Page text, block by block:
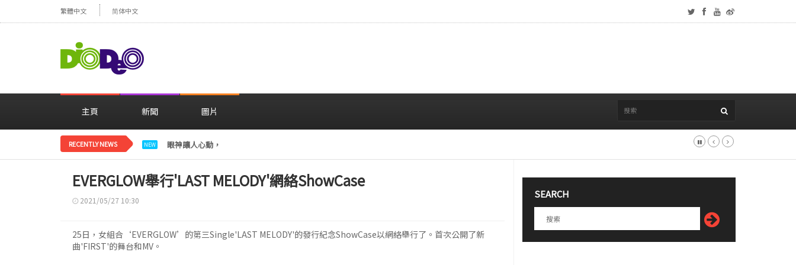
繁體中文 简体中文
主頁 新聞 圖片
RECENTLY NEWS NEW 眼神讓人心動，美貌閃耀……安宥真，就算瞪着看也很漂亮呢
EVERGLOW舉行'LAST MELODY'網絡ShowCase
2021/05/27 10:30
25日，女組合‘EVERGLOW’的第三Single'LAST MELODY'的發行紀念ShowCase以網絡舉行了。首次公開了新
曲'FIRST'的舞台和MV。
SEARCH